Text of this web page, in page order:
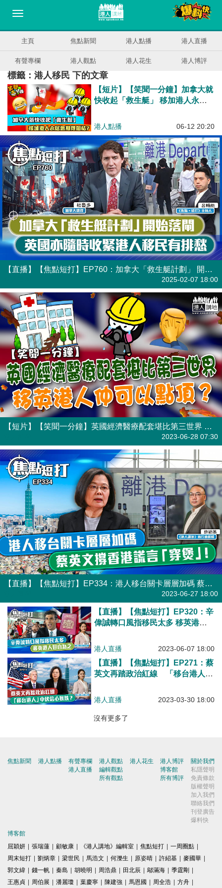
主頁 焦點新聞 港人點播 港人直播
有聲專欄 港人觀點 港人花生 港人博評
標籤：港人移民 下的文章
【短片】【笑聞一分鐘】加拿大就
快收起「救生艇」 移加港人永居
港人點播 06-12 20:20
【直播】【焦點短打】EP760：加拿大「救生艇計劃」 開始落閘 英國亦隨時收緊港人移民有排愁
2025-02-07 18:00
【短片】【笑聞一分鐘】英國經濟醫療配套堪比第三世界 移英港人仲可以點頂？
2023-06-28 07:30
【直播】【焦點短打】EP334：港人移台關卡層層加碼 蔡英文撐香港謊言「穿煲」！
2023-06-27 18:00
【直播】【焦點短打】EP320：辛
偉誠轉口風指移民太多 移英港人
港人直播 2023-06-07 18:00
【直播】【焦點短打】EP271：蔡
英文再踏政治紅線 「移台港人」
港人直播 2023-03-30 18:00
沒有更多了
焦點新聞 港人點播
有聲專欄
港人直播
港人觀點
編輯觀點
所有觀點
港人花生
港人博評
博客館
所有博評
關於我們
私隱聲明
免責條款
版權聲明
加入我們
聯絡我們
刊登廣告
爆料快
博客館
屈穎妍 | 張瑞蓮 | 顧敏康 | 《港人講地》編輯室 | 焦點短打 | 一周圈點 |
周末短打 | 劉炳章 | 梁世民 | 馬浩文 | 何濼生 | 原姿晴 | 許紹基 | 麥國華 |
郭文緯 | 錢一帆 | 秦島 | 胡曉明 | 周浩鼎 | 田北辰 | 鄔滿海 | 季霆剛 |
王惠貞 | 周伯展 | 潘麗瓊 | 葉慶寧 | 陳建強 | 馬恩國 | 周全浩 | 方舟 |